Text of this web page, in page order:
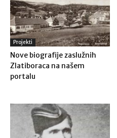
Projekti
Nove biografije zaslužnih
Zlatiboraca na našem
portalu